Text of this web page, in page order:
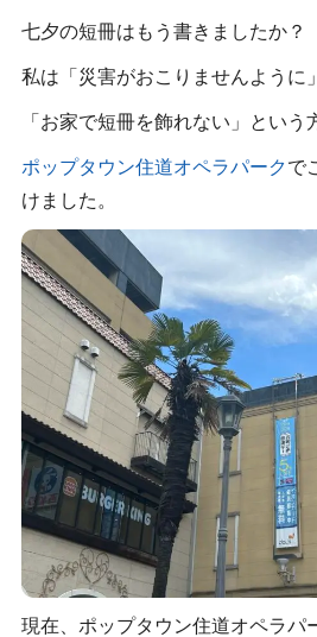
七夕の短冊はもう書きましたか？
私は「災害がおこりませんように
「お家で短冊を飾れない」という
ポップタウン住道オペラパークで
けました。
現在、ポップタウン住道オペラパ